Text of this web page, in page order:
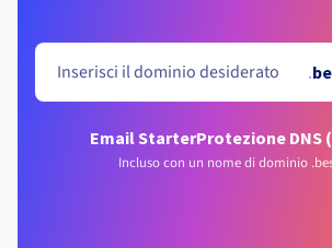
.
Email StarterProtezione DNS
Incluso con un nome di dominio